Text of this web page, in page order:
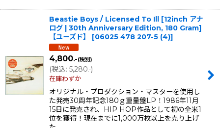
Beastie Boys / Licensed To Ill [12inch アナ
ログ | 30th Anniversary Edition, 180 Gram]
【ユーズド】
[06025 478 207-5 (4)]
4,800.-(税別)
(税込: 5,280.-)
在庫わずか
オリジナル・プロダクション・マスターを使用し
た発売30周年記念180ｇ重量盤LP！1986年11月
15日に発売され、HIP HOP作品として初の全米1
位を獲得！現在までに1,000万枚以上を売り上げ